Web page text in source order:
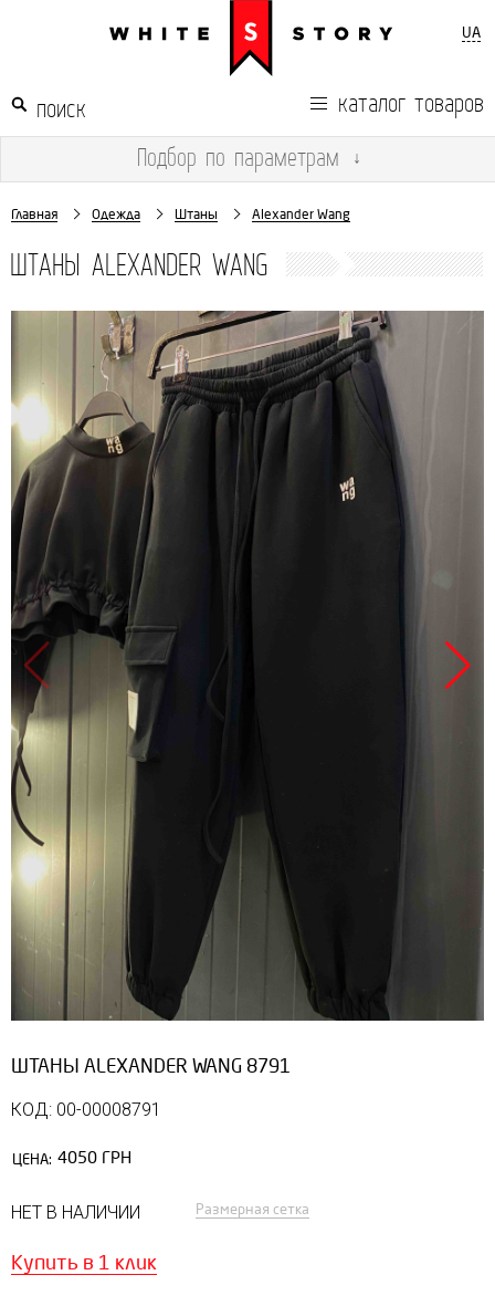
UA
каталог товаров
Подбор по параметрам ↓
Главная Одежда Штаны Alexander Wang
ШТАНЫ ALEXANDER WANG
Продано
ШТАНЫ ALEXANDER WANG 8791
КОД: 00-00008791
ЦЕНА: 4050 ГРН
НЕТ В НАЛИЧИИ Размерная сетка
Купить в 1 клик